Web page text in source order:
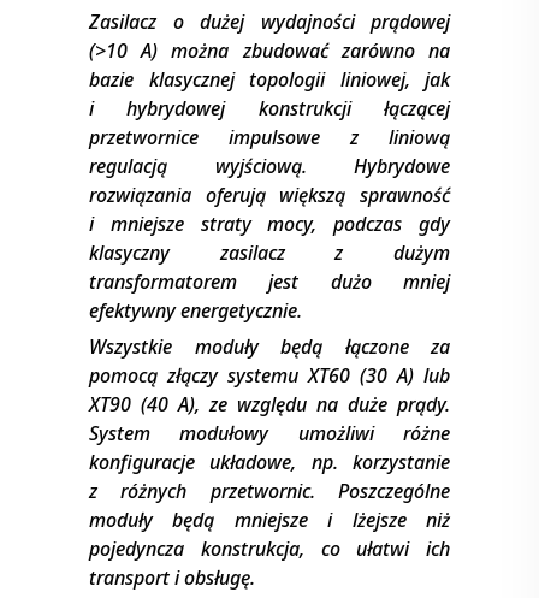
Zasilacz o dużej wydajności prądowej
(>10 A) można zbudować zarówno na
bazie klasycznej topologii liniowej, jak
i hybrydowej konstrukcji łączącej
przetwornice impulsowe z liniową
regulacją wyjściową. Hybrydowe
rozwiązania oferują większą sprawność
i mniejsze straty mocy, podczas gdy
klasyczny zasilacz z dużym
transformatorem jest dużo mniej
efektywny energetycznie.
Wszystkie moduły będą łączone za
pomocą złączy systemu XT60 (30 A) lub
XT90 (40 A), ze względu na duże prądy.
System modułowy umożliwi różne
konfiguracje układowe, np. korzystanie
z różnych przetwornic. Poszczególne
moduły będą mniejsze i lżejsze niż
pojedyncza konstrukcja, co ułatwi ich
transport i obsługę.